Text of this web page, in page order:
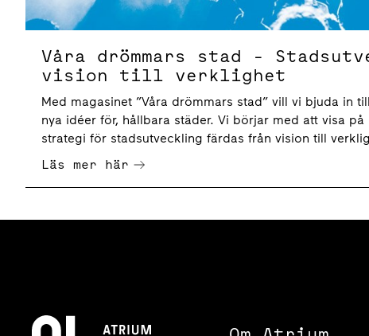
Våra drömmars stad -
vision till verklighet
Med magasinet ”Våra drömmars stad” vill vi bjuda in
nya idéer för, hållbara städer. Vi börjar med att visa
strategi för stadsutveckling färdas från vision till
Läs mer här